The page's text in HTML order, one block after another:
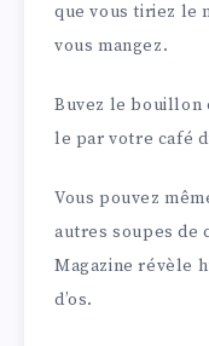
que vous tiriez le
vous mangez.
Buvez le bouillon
le par votre café
Vous pouvez
autres soupes de
Magazine révèle
d’os.